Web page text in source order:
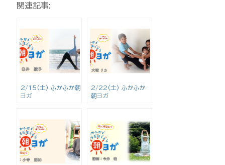
関連記事:
2/15(土) ふかふか朝
ヨガ
2/22(土) ふかふか
朝ヨガ